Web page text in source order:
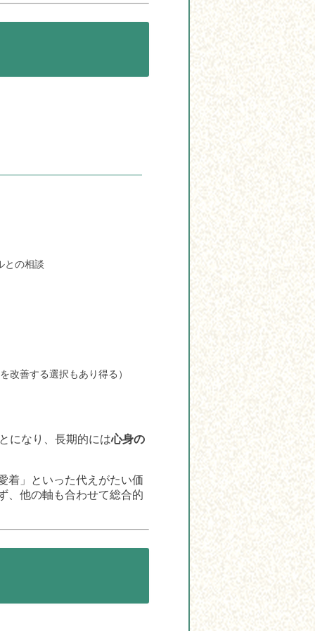
との相談
改善する選択もあり得る）
になり、長期的には心身の
着」といった代えがたい価
、他の軸も合わせて総合的